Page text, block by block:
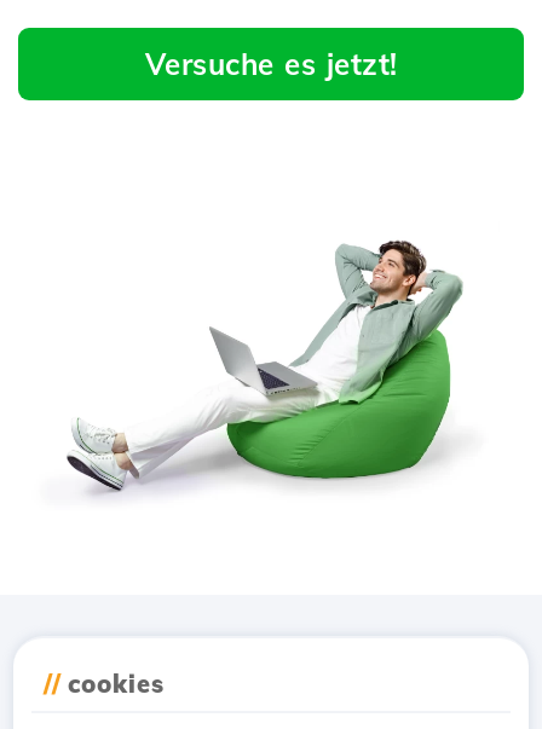
Versuche es jetzt!
// cookies